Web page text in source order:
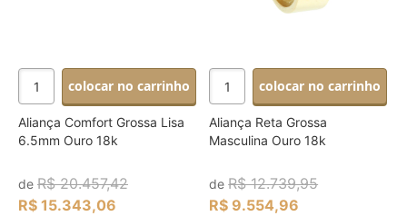
colocar no carrinho
Aliança Comfort Grossa Lisa
6.5mm Ouro 18k
de R$ 20.457,42
R$ 15.343,06
colocar no carrinho
Aliança Reta Grossa
Masculina Ouro 18k
deR$ 12.739,95
R$ 9.554,96